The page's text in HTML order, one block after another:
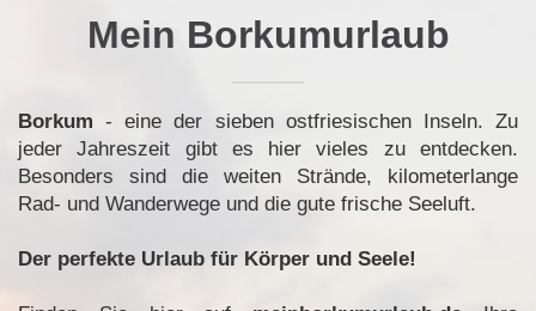
Mein Borkumurlaub
Borkum - eine der sieben ostfriesischen Inseln. Zu
jeder Jahreszeit gibt es hier vieles zu entdecken.
Besonders sind die weiten Strände, kilometerlange
Rad- und Wanderwege und die gute frische Seeluft.
Der perfekte Urlaub für Körper und Seele!